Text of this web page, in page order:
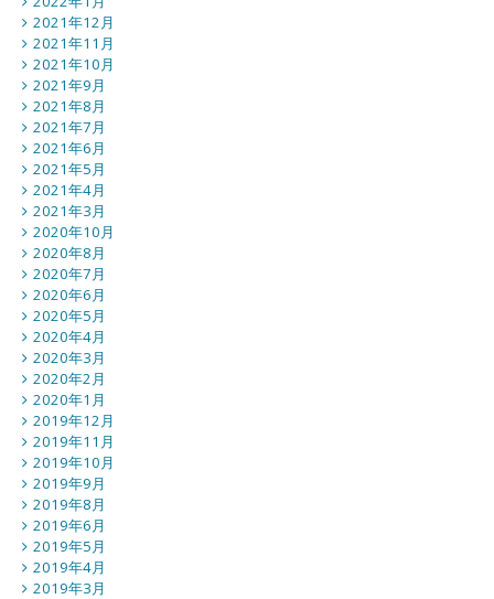
2021年12月
2021年11月
2021年10月
2021年9月
2021年8月
2021年7月
2021年6月
2021年5月
2021年4月
2021年3月
2020年10月
2020年8月
2020年7月
2020年6月
2020年5月
2020年4月
2020年3月
2020年2月
2020年1月
2019年12月
2019年11月
2019年10月
2019年9月
2019年8月
2019年6月
2019年5月
2019年4月
2019年3月